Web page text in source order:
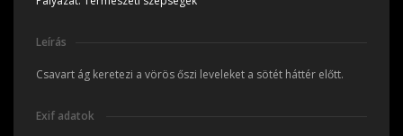
Leírás
Csavart ág keretezi a vörös őszi leveleket a sötét háttér előtt.
Exif adatok